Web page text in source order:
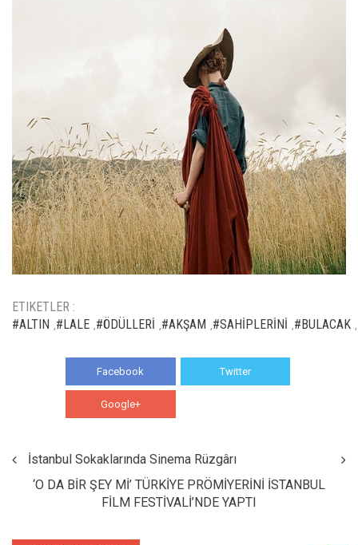
ETIKETLER :
#ALTIN #LALE #ÖDÜLLERİ #AKŞAM #SAHİPLERİNİ #BULACAK
Facebook Twitter
Google+
İstanbul Sokaklarında Sinema Rüzgârı
‘O DA BİR ŞEY Mİ’ TÜRKİYE PRÖMİYERİNİ İSTANBUL
FİLM FESTİVALİ’NDE YAPTI